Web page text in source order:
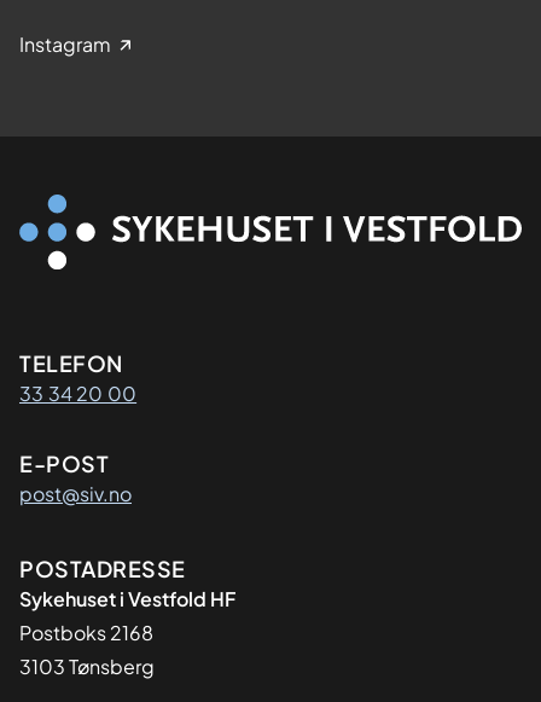
Instagram
Kontaktinformasjon
TELEFON
33 34 20 00
E-POST
post@siv.no
Adresse
POSTADRESSE
Sykehuset i Vestfold HF
Postboks 2168
3103 Tønsberg